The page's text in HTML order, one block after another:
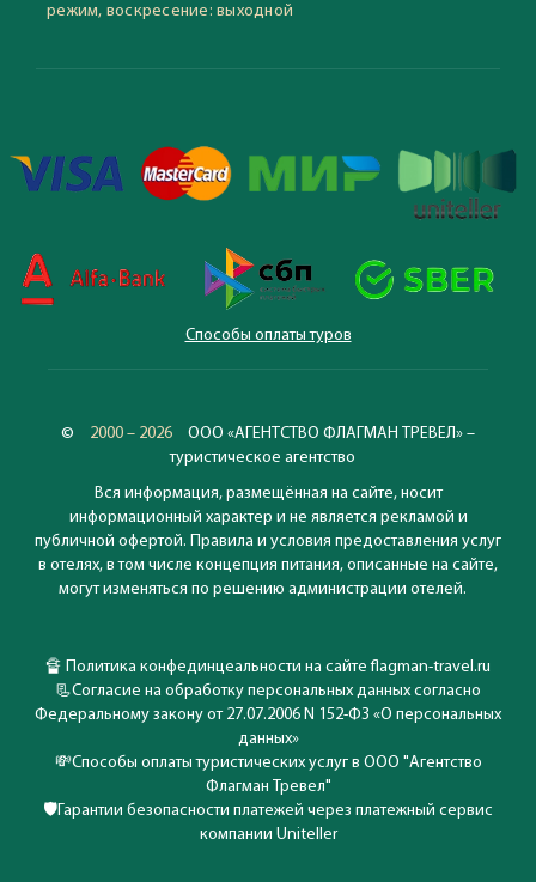
режим, воскресение: выходной
Способы оплаты туров
© 2000 – 2026
ООО «АГЕНТСТВО ФЛАГМАН ТРЕВЕЛ» –
туристическое агентство
Вся информация, размещённая на сайте, носит
информационный характер и не является рекламой и
публичной офертой. Правила и условия предоставления услуг
в отелях, в том числе концепция питания, описанные на сайте,
могут изменяться по решению администрации отелей.
🔏 Политика конфединцеальности на сайте flagman-travel.ru
📃Согласие на обработку персональных данных согласно
Федеральному закону от 27.07.2006 N 152-ФЗ «О персональных
данных»
💸Способы оплаты туристических услуг в ООО "Агентство
Флагман Тревел"
🛡️ Гарантии безопасности платежей через платежный сервис
компании Uniteller